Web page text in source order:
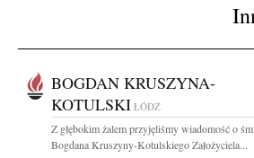
BOGDAN KRUSZYNA-
KOTULSKI ŁÓDŹ
Z głębokim żalem przyjęliśmy wiadomość o
Bogdana Kruszyny-Kotulskiego Założyciela...